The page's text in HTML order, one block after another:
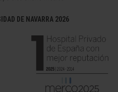
DE NAVARRA 2026